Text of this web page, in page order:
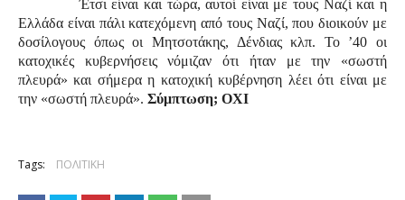
Έτσι είναι και τώρα, αυτοί είναι με τους Ναζί και η
Ελλάδα είναι πάλι κατεχόμενη από τους Ναζί, που διοικούν με
δοσίλογους όπως οι Μητσοτάκης, Δένδιας κλπ. Το ’40 οι
κατοχικές κυβερνήσεις νόμιζαν ότι ήταν με την «σωστή
πλευρά» και σήμερα η κατοχική κυβέρνηση λέει ότι είναι με
την «σωστή πλευρά». Σύμπτωση; ΟΧΙ
Tags: ΠΟΛΙΤΙΚΗ